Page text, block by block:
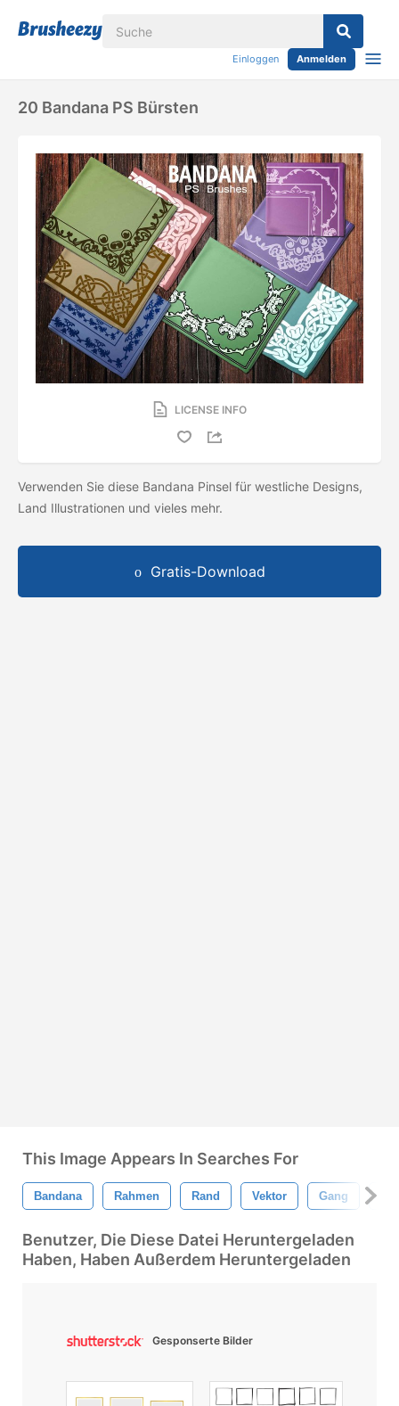
Einloggen Anmelden
20 Bandana PS Bürsten
LICENSE INFO
Verwenden Sie diese Bandana Pinsel für westliche Designs,
Land Illustrationen und vieles mehr.
Gratis-Download
This Image Appears In Searches For
Bandana Rahmen Rand Vektor Gang
Benutzer, Die Diese Datei Heruntergeladen
Haben, Haben Außerdem Heruntergeladen
Gesponserte Bilder